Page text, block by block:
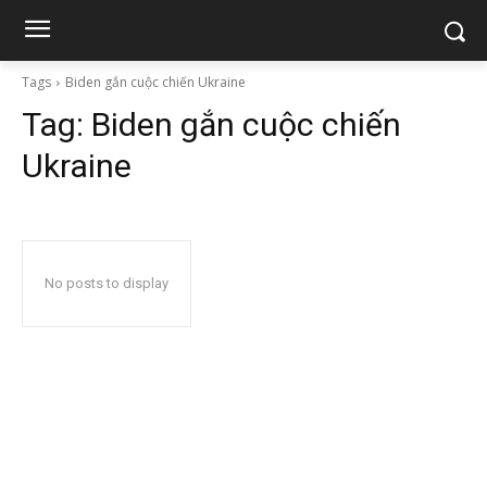
Tags Biden gắn cuộc chiến Ukraine
Tag: Biden gắn cuộc chiến
Ukraine
No posts to display